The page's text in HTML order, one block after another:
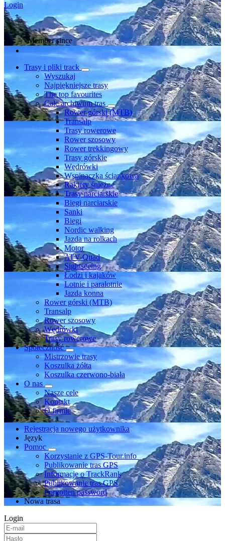
Login
Member since
Trasy i pliki track
Wyszukaj
Najpiękniejsze trasy
The top favourites
Całe archiwum tras
Rower górski (MTB)
Transalp
Trasy rowerowe
Rower szosowy
Rower trekkingowy
Trasy górskie
Wędrówki
Wspinaczka ściankowa
Rakiety śnieżne
Trasy narciarskie
Biegi narciarskie
Sanki
Biegi
Nordic walking
Jazda na rolkach
Motor
ATV-Quad
Sightseeing
Łodzi i kajaków
Lotnie i paralotnie
Jazda konna
Rower górski (MTB)
Transalp
Rower szosowy
Wędrówki
Trasy rowerowe
Społeczność
Mistrzowie trasy
Koszulka żółta
Koszulka czerwono-biała
O nas
Nasze cele
Kontakt
O firmie
Rejestracja nowego użytkownika
Język
Pomoc
Korzystanie z GPS-Tour.info
Publikowanie tras GPS
Informacje o TrackRank
Publikowanie tras GPS
Forgotten password
Nowa trasa
Login